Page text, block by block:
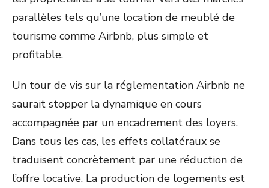
parallèles tels qu’une location de meublé de
tourisme comme Airbnb, plus simple et
profitable.
Un tour de vis sur la réglementation Airbnb ne
saurait stopper la dynamique en cours
accompagnée par un encadrement des loyers.
Dans tous les cas, les effets collatéraux se
traduisent concrètement par une réduction de
l’offre locative. La production de logements est